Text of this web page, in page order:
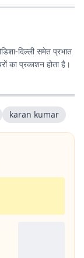
दिल्‍ली समेत प्रभात
का प्रकाशन होता है।
karan kumar